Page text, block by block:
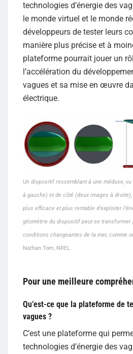
technologies d’énergie des
le monde virtuel et le monde
développeurs de tester leurs
manière plus précise et à
plateforme pourrait jouer un
l’accélération du
vagues et sa mise en œuvre
électrique.
Un dispositif ressemblant à une méduse,
à gauche) et de côté (deux images à
plus efficace et plus rentable d’exploiter
géométrie du dispositif peut se transformer
conditions changeantes de la mer, comme
Nathan Tom, NREL
Pour une meilleure
Qu’est-ce que la plateforme de
vagues ?
C’est une plateforme qui
technologies d’énergie des